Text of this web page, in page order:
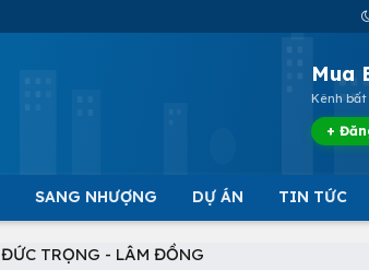
Mua
Kênh
+
SANG NHƯỢNG DỰ ÁN TIN TỨC